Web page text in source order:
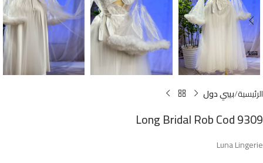
الرئيسية بيبي دول
Long Bridal Rob Cod 9309
Luna Lingerie